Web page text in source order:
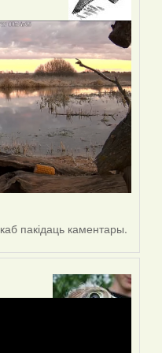
каб пакідаць каментары.